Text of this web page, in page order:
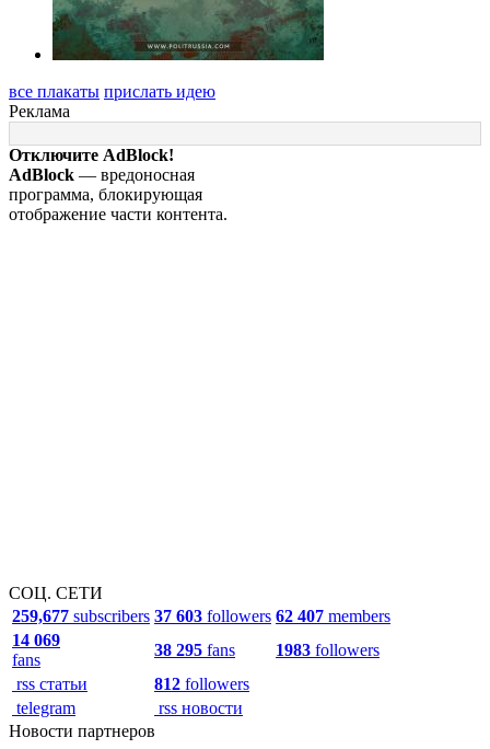
все плакаты прислать идею
Реклама
Отключите AdBlock!
AdBlock — вредоносная
программа, блокирующая
отображение части контента.
СОЦ. СЕТИ
259,677 subscribers 37 603 followers 62 407 members
14 069
fans
38 295 fans 1983 followers
rss статьи
812 followers
telegram
rss новости
Новости партнеров